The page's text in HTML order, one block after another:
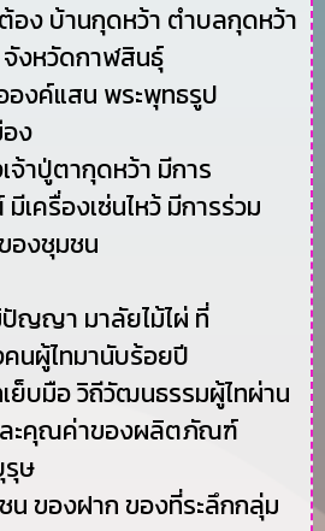
อง บ้านกุดหว้า ตำบลกุดหว้า
งหวัดกาฬสินธุ์
องค์แสน พระพุทธรูป
ง
จ้าปู่ตากุดหว้า มีการ
ครื่องเซ่นไหว้ มีการร่วม
องชุมชน
ปัญญา มาลัยไม้ไผ่ ที่
นผู้ไทมานับร้อยปี
เย็บมือ วิถีวัฒนธรรมผู้ไทผ่าน
ละคุณค่าของผลิตภัณฑ์
ษ
ของฝาก ของที่ระลึกกลุ่ม